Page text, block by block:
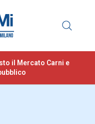
il Mercato Carni e